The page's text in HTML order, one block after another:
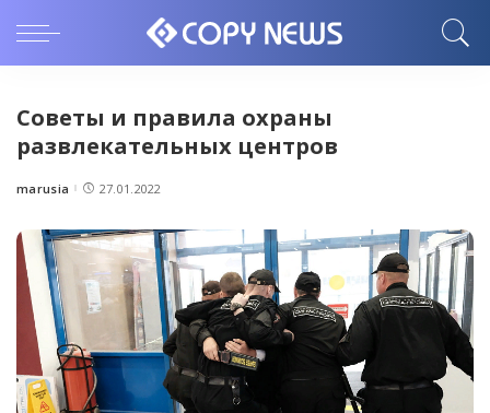
Советы и правила охраны
развлекательных центров
Posted
marusia 27.01.2022